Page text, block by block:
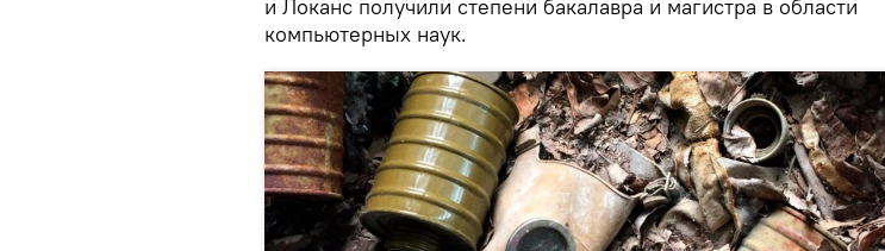
и Локанс получили степени бакалавра и магистра в области
компьютерных наук.